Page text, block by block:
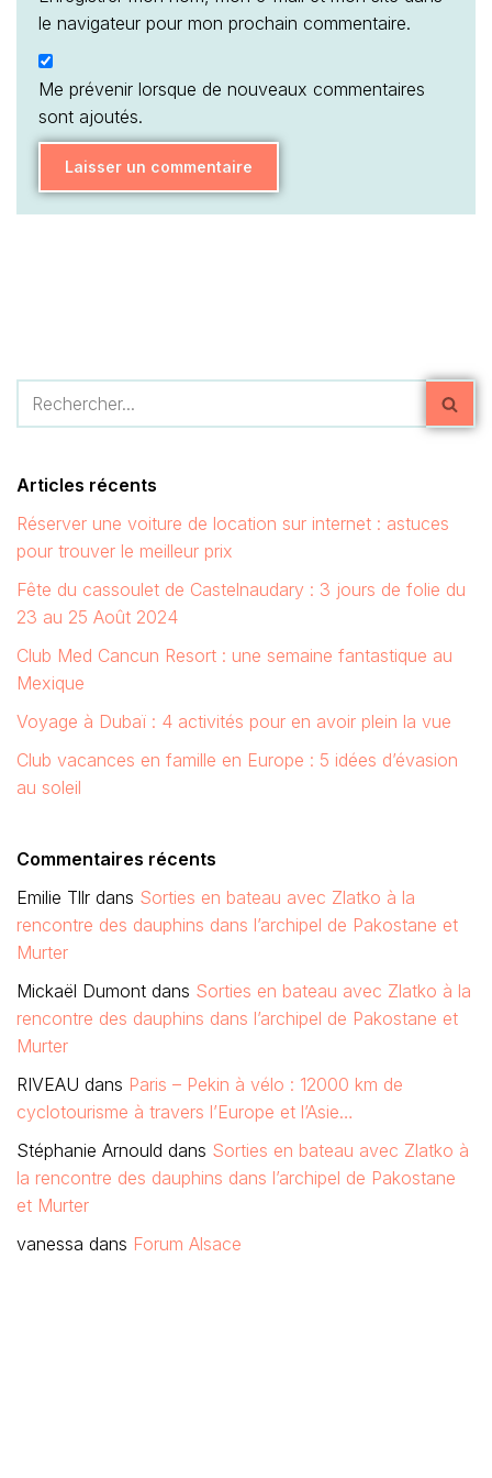
le navigateur pour mon prochain commentaire.
Me prévenir lorsque de nouveaux commentaires
sont ajoutés.
Articles récents
Réserver une voiture de location sur internet : astuces
pour trouver le meilleur prix
Fête du cassoulet de Castelnaudary : 3 jours de folie du
23 au 25 Août 2024
Club Med Cancun Resort : une semaine fantastique au
Mexique
Voyage à Dubaï : 4 activités pour en avoir plein la vue
Club vacances en famille en Europe : 5 idées d’évasion
au soleil
Commentaires récents
Emilie Tllr dans Sorties en bateau avec Zlatko à la
rencontre des dauphins dans l’archipel de Pakostane et
Murter
Mickaël Dumont dans Sorties en bateau avec Zlatko à la
rencontre des dauphins dans l’archipel de Pakostane et
Murter
RIVEAU dans Paris – Pekin à vélo : 12000 km de
cyclotourisme à travers l’Europe et l’Asie…
Stéphanie Arnould dans Sorties en bateau avec Zlatko à
la rencontre des dauphins dans l’archipel de Pakostane
et Murter
vanessa dans Forum Alsace